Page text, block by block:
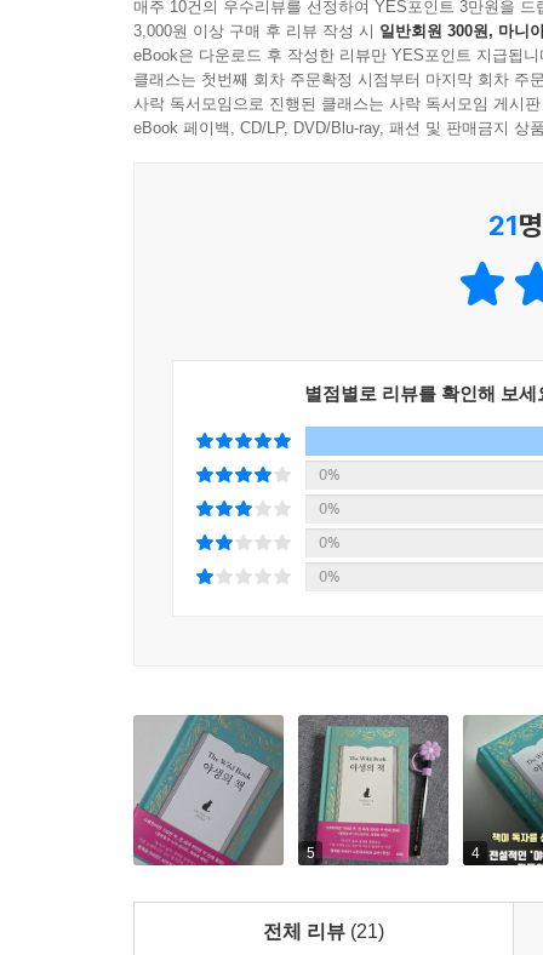
“여름의 방문이 환상적인 도서관을 열어젖히는 후
아무도 끝까지 읽어 내지 못한 ‘야생의 책’이 숨어
까따리나와 함께 그 탐색에 나서며 이 모험은
사랑으로 가득 찬 작품이다.”
“책은 다른 세계로 통하는 관문이다. 〈야생의
이야기의 힘을 배우는 과정을 그린 소설이다. 이
로렌스 쉬멜이 번역한 후안 비요로의 글은 사랑
자랑하는 작가이며, 〈야생의 책〉은 그의 대표
“나에게 좋은 글이란 장르를 불문하고, 텍스트
〈야생의 책〉은 훌륭한 예라 할 수 있다. 띠또
마술적 리얼리즘이 공존하는 비요로는 문학과
돌보고 지키는 책임을 맡기며, 그들을 진지하
변화하고 성장한다. 비요로의 소설은 청소년문
나이가 들수록 인생이라는 이야기를 길들이기보
- 스카이라이트 북스
“멕시코에서 처음 출간된 이 기발한 이야기는,
시선으로 바라보게 될 것이다. 〈야생의 책〉은
까따리나에 대한 감정을 받아들이는 후안의 모
매주 10건의 우수리뷰를 선정하여 YES포인트 3만원을 드
3,000원 이상 구매 후 리뷰 작성 시 일반회원 300원, 마니
eBook은 다운로드 후 작성한 리뷰만 YES포인트 지급됩니
클래스는 첫번째 회차 주문확정 시점부터 마지막 회차 주
사락 독서모임으로 진행된 클래스는 사락 독서모임 게시
eBook 페이백, CD/LP, DVD/Blu-ray, 패션 및 판매금지 상
21
별점별로 리뷰를 확인해 보세
0%
0%
0%
0%
5 4
전체 리뷰 (21)